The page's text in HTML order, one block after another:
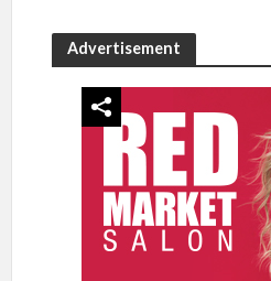
Advertisement